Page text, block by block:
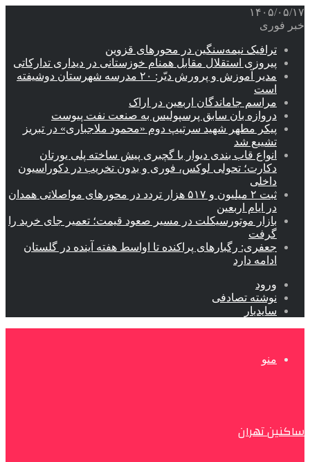
۱۴۰۵/۰۵/۱۷
خبر فوری
ترافیک نیمه‌سنگین در محورهای قزوین
پیروزی استقلال مقابل همنام خوزستانی در دیداری تدارکاتی
مدیر آموزش و پرورش دیّر: ۲۰ مدرسه شهرستان دوشیفته
است
مراسم جاماندگان اربعین در اراک
دروازه بان سابق پرسپولیس به صنعت نفت پیوست
پیکر مطهر شهید سرتیپ دوم «محمود ملاجباری» در تبریز
تشییع شد
انواع قاب بندی دیوار با گچبری پیش ساخته پلی یورتان
دکارت؛ تحولی لوکس، فوری و بدون تخریب در دکوراسیون
داخلی
ثبت ۲ میلیون و ۵۱۷ هزار تردد در محورهای مواصلاتی همدان
در ایام اربعین
بازار موتورسیکلت در مسیر صعود قیمت؛ تعمیر جای خرید را
گرفت
جعفری: رگبارهای پراکنده تا اواسط هفته آینده در گلستان
ادامه دارد
ورود
نوشته تصادفی
سایدبار
منو
ساکنین تهران